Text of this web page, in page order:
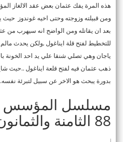
هذه المرة يفك عثمان بعض عقد الالغاز
ومن قبيلته وزوجته وحتى اخيه غوندوز حيث
بعد ان يقاتله ومن الواضح انه سيهرب من
للتخطيط لفتح قلة ايناغول ,ولكن يحدث
ياجان وهي تصلي شنقا علي يد احد الخونة
ذهب عثمان فيه لفتح قلعة ايناغول ..حيث
بدورة يبحث هو الاخر عن سبيل لتبرئة نفسه.
مسلسل المؤسس
88 الثامنة والثمانون مترجمة